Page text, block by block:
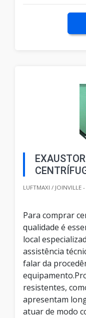
LUFTMAXI / JOINVILLE -
Para comprar
qualidade é
local
assistência
falar da
resistentes,
apresentam
atuar de modo